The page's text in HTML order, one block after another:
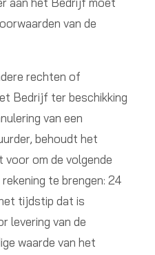
van de
rechten of
Bedrijf ter beschikking
van een
behoudt het
om de volgende
te brengen: 24
tijdstip dat is
levering van de
waarde van het